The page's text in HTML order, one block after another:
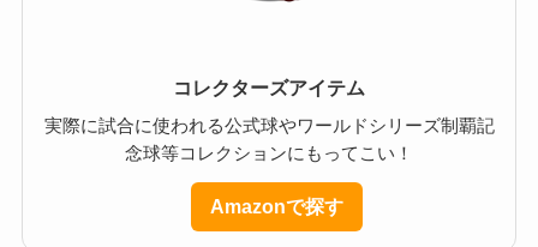
コレクターズアイテム
実際に試合に使われる公式球やワールドシリーズ制覇記
念球等コレクションにもってこい！
Amazonで探す